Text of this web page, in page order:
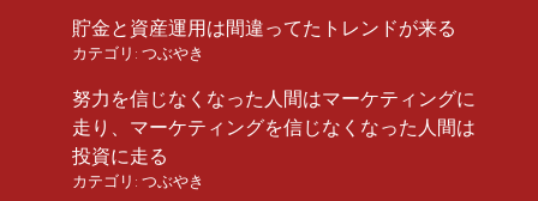
貯金と資産運用は間違ってたトレンドが来る
カテゴリ: つぶやき
努力を信じなくなった人間はマーケティングに
走り、マーケティングを信じなくなった人間は
投資に走る
カテゴリ: つぶやき